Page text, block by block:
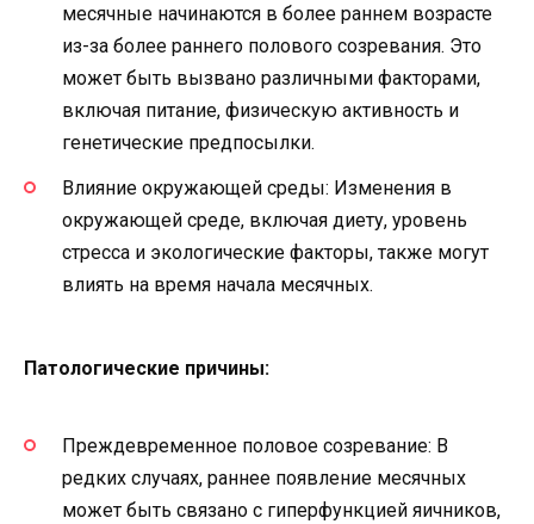
месячные начинаются в более раннем возрасте
из-за более раннего полового созревания. Это
может быть вызвано различными факторами,
включая питание, физическую активность и
генетические предпосылки.
Влияние окружающей среды: Изменения в
окружающей среде, включая диету, уровень
стресса и экологические факторы, также могут
влиять на время начала месячных.
Патологические причины:
Преждевременное половое созревание: В
редких случаях, раннее появление месячных
может быть связано с гиперфункцией яичников,